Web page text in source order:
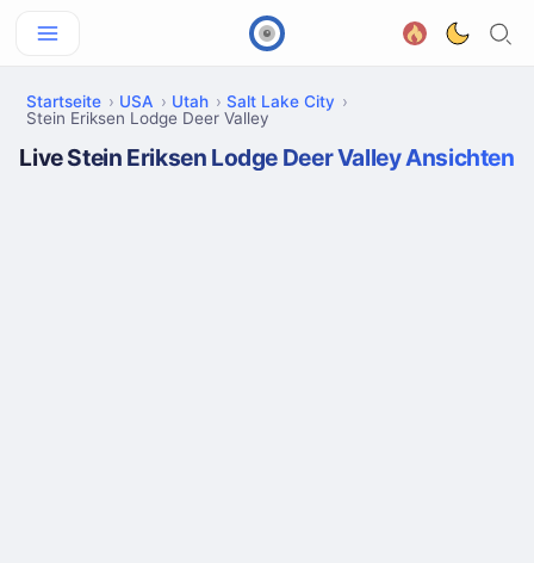
Startseite USA Utah
Salt Lake City
Stein Eriksen Lodge Deer Valley
Live Stein Eriksen Lodge Deer Valley Ansichten